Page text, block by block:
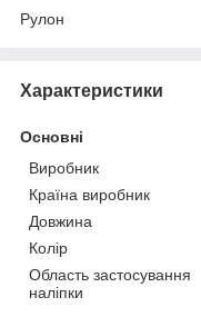
Рулон
Характеристики
Основні
Виробник
Країна виробник
Довжина
Колір
Область застосування
наліпки